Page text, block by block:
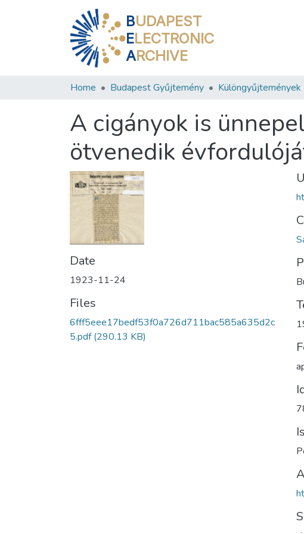
BUDAPEST
ELECTRONIC
ARCHIVE
Home Budapest Gyűjtemény Különgyűjtemények
A cigányok is
ötvenedik
Date
1923-11-24
Files
6fff5eee17bedf53f0a726d711bac585a635d2c
5.pdf(290.13 KB)